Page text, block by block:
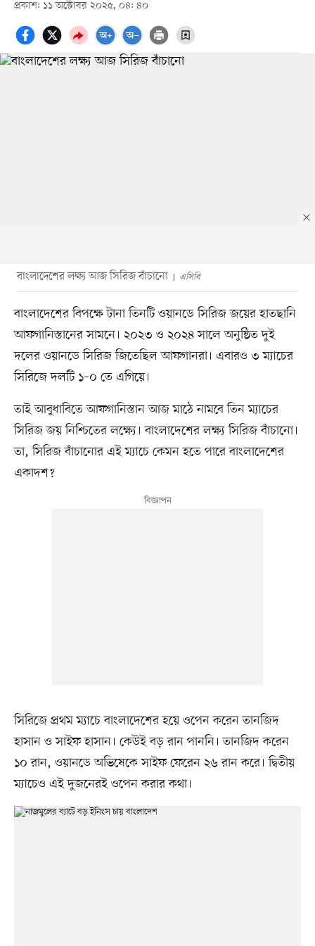
প্রকাশ: ১১ অক্টোবর ২০২৫, ০৪: ৪০
বাংলাদেশের লক্ষ্য আজ সিরিজ বাঁচানো এসিবি
বাংলাদেশের বিপক্ষে টানা তিনটি ওয়ানডে সিরিজ জয়ের হাতছানি
আফগানিস্তানের সামনে। ২০২৩ ও ২০২৪ সালে অনুষ্ঠিত দুই
দলের ওয়ানডে সিরিজ জিতেছিল আফগানরা। এবারও ৩ ম্যাচের
সিরিজে দলটি ১–০ তে এগিয়ে।
তাই আবুধাবিতে আফগানিস্তান আজ মাঠে নামবে তিন ম্যাচের
সিরিজ জয় নিশ্চিতের লক্ষ্যে। বাংলাদেশের লক্ষ্য সিরিজ বাঁচানো।
তা, সিরিজ বাঁচানোর এই ম্যাচে কেমন হতে পারে বাংলাদেশের
একাদশ?
সিরিজে প্রথম ম্যাচে বাংলাদেশের হয়ে ওপেন করেন তানজিদ
হাসান ও সাইফ হাসান। কেউই বড় রান পাননি। তানজিদ করেন
১০ রান, ওয়ানডে অভিষেকে সাইফ ফেরেন ২৬ রান করে। দ্বিতীয়
ম্যাচেও এই দুজনেরই ওপেন করার কথা।